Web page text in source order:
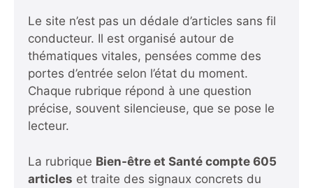
Le site n’est pas un dédale d’articles sans fil
conducteur. Il est organisé autour de
thématiques vitales, pensées comme des
portes d’entrée selon l’état du moment.
Chaque rubrique répond à une question
précise, souvent silencieuse, que se pose le
lecteur.
La rubrique Bien-être et Santé compte 605
articles et traite des signaux concrets du